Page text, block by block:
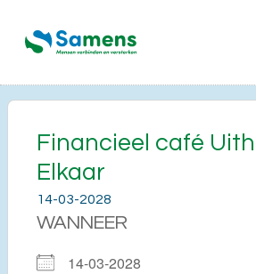
Financieel café
Elkaar
14-03-2028
WANNEER
14-03-2028